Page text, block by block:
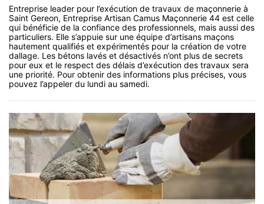
Entreprise leader pour l’exécution de travaux de maçonnerie à
Saint Gereon, Entreprise Artisan Camus Maçonnerie 44 est celle
qui bénéficie de la confiance des professionnels, mais aussi des
particuliers. Elle s’appuie sur une équipe d’artisans maçons
hautement qualifiés et expérimentés pour la création de votre
dallage. Les bétons lavés et désactivés n’ont plus de secrets
pour eux et le respect des délais d’exécution des travaux sera
une priorité. Pour obtenir des informations plus précises, vous
pouvez l’appeler du lundi au samedi.